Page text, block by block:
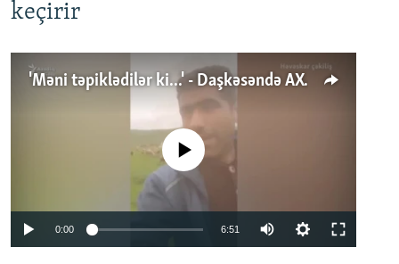
keçirir
'Məni təpiklədilər ki...' - Daşkəsəndə AXCP fəalının yaxınları onun həbsinə etiraz edirlər
No media source currently available
0:00 6:51